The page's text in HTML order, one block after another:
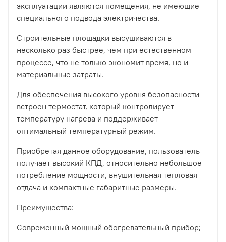
эксплуатации являются помещения, не имеющие
специального подвода электричества.
Строительные площадки высушиваются в
несколько раз быстрее, чем при естественном
процессе, что не только экономит время, но и
материальные затраты.
Для обеспечения высокого уровня безопасности
встроен термостат, который контролирует
температуру нагрева и поддерживает
оптимальный температурный режим.
Приобретая данное оборудование, пользователь
получает высокий КПД, относительно небольшое
потребление мощности, внушительная тепловая
отдача и компактные габаритные размеры.
Преимущества:
Современный мощный обогревательный прибор;